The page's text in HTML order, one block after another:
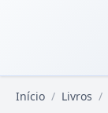
Início / Livros /